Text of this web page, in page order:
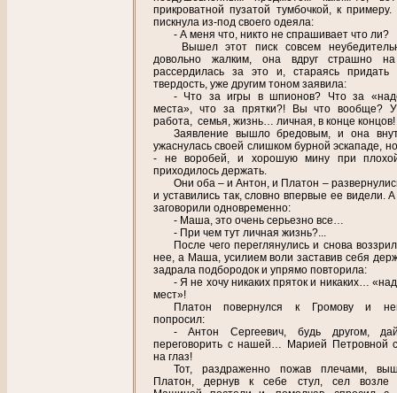
прикроватной пузатой тумбочкой, к
пискнула из-под своего одеяла:
- А меня что, никто не спрашивает что ли?
Вышел этот писк совсем
довольно жалким, она вдруг страшно
рассердилась за это и, стараясь придать
твердость, уже другим тоном заявила:
- Что за игры в шпионов? Что за
места», что за прятки?! Вы что вообще?
работа, семья, жизнь… личная, в конце концов!
Заявление вышло бредовым, и она
ужаснулась своей слишком бурной эскападе,
- не воробей, и хорошую мину при
приходилось держать.
Они оба – и Антон, и Платон –
и уставились так, словно впервые ее видели.
заговорили одновременно:
- Маша, это очень серьезно все…
- При чем тут личная жизнь?...
После чего переглянулись и снова
нее, а Маша, усилием воли заставив себя
задрала подбородок и упрямо повторила:
- Я не хочу никаких пряток и никаких…
мест»!
Платон повернулся к Громову и
попросил:
- Антон Сергеевич, будь другом,
переговорить с нашей… Марией Петровной с
на глаз!
Тот, раздраженно пожав плечами,
Платон, дернув к себе стул, сел возле